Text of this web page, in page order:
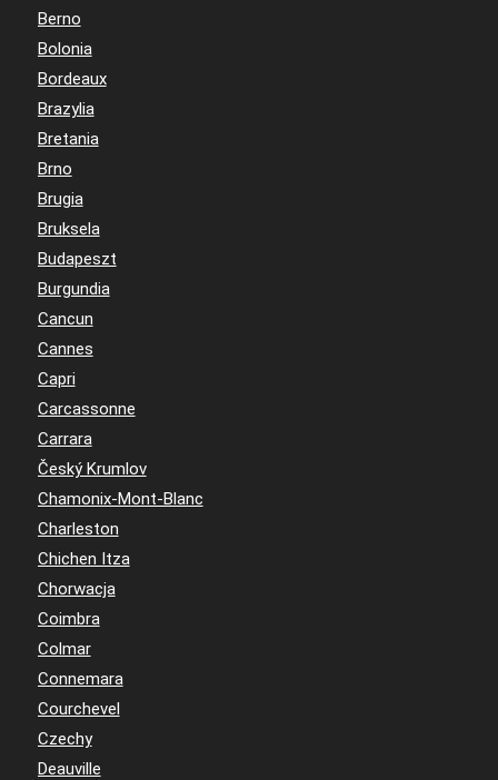
Berno
Bolonia
Bordeaux
Brazylia
Bretania
Brno
Brugia
Bruksela
Budapeszt
Burgundia
Cancun
Cannes
Capri
Carcassonne
Carrara
Český Krumlov
Chamonix-Mont-Blanc
Charleston
Chichen Itza
Chorwacja
Coimbra
Colmar
Connemara
Courchevel
Czechy
Deauville